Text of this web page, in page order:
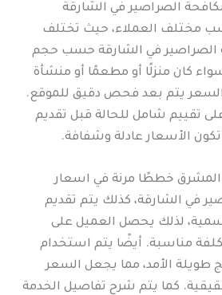
الصراصير في الشارقة
مختلف العملاء، حيث تختلف
الصراصير في الشارقة حسب حجم
كان منزلًا أو مطعمًا أو منشأة
السعر يتم بعد فحص دقيق للموقع.
تقييم شامل للحالة قبل تقديم
تكون الأسعار عادلة وشفافة.
المشرق خططًا مرنة في اسعار
في الشارقة، كذلك يتم تقديم
لذلك يحصل العميل على
مناسبة. أيضًا يتم استخدام
طويلة الأمد، مما يجعل السعر
كما يتم شرح تفاصيل الخدمة